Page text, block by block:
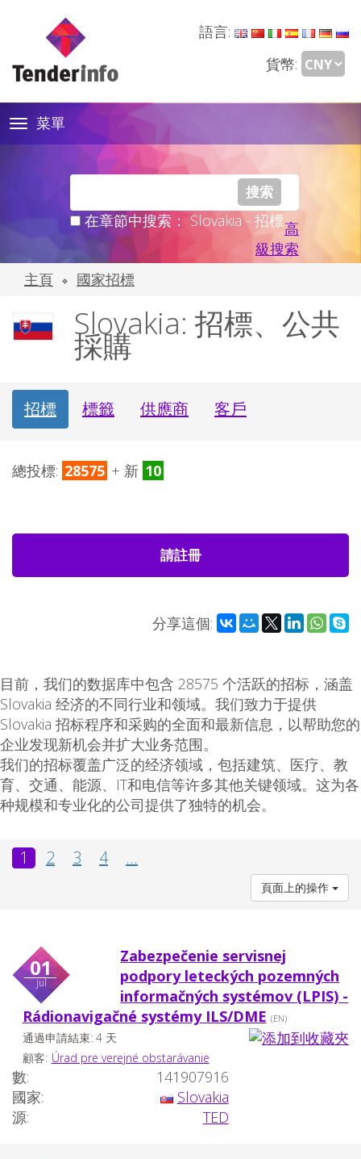
語言:
貨幣:
Toggle
navigation
菜單
在章節中搜索： Slovakia - 招標高
級搜索
主頁
國家招標
Slovakia: 招標、公共
採購
招標 標籤 供應商 客戶
總投標: 28575 + 新 10
請註冊
分享這個:
目前，我们的数据库中包含 28575 个活跃的招标，涵盖
Slovakia 经济的不同行业和领域。我们致力于提供
Slovakia 招标程序和采购的全面和最新信息，以帮助您的
企业发现新机会并扩大业务范围。
我们的招标覆盖广泛的经济领域，包括建筑、医疗、教
育、交通、能源、IT和电信等许多其他关键领域。这为各
种规模和专业化的公司提供了独特的机会。
1 2 3 4 ...
頁面上的操作
01
jul
Zabezpečenie servisnej
podpory leteckých pozemných
informačných systémov (LPIS) -
Rádionavigačné systémy ILS/DME (EN)
通過申請結束: 4 天
顧客: Úrad pre verejné obstarávanie
數:
141907916
國家:
Slovakia
源:
TED